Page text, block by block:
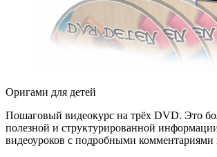
Оригами для детей
Пошаговый видеокурс на трёх DVD. Это
полезной и структурированной
видеоуроков с подробными комментариями